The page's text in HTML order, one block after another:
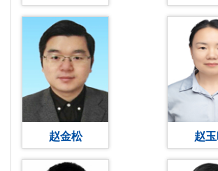
赵金松 赵